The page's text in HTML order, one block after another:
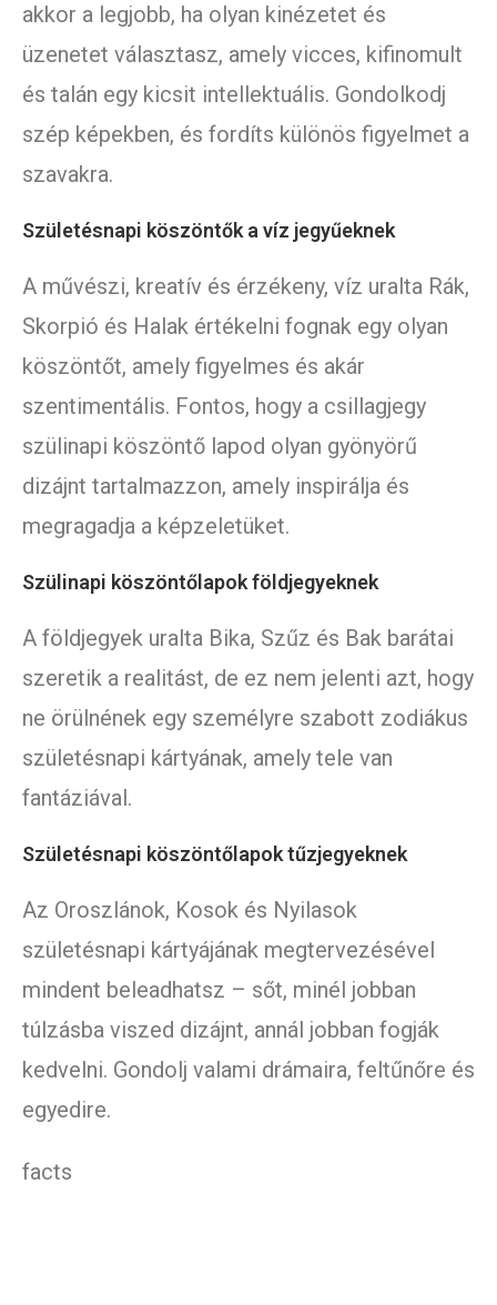
akkor a legjobb, ha olyan kinézetet és
üzenetet választasz, amely vicces, kifinomult
és talán egy kicsit intellektuális. Gondolkodj
szép képekben, és fordíts különös figyelmet a
szavakra.
Születésnapi köszöntők a víz jegyűeknek
A művészi, kreatív és érzékeny, víz uralta Rák,
Skorpió és Halak értékelni fognak egy olyan
köszöntőt, amely figyelmes és akár
szentimentális. Fontos, hogy a csillagjegy
szülinapi köszöntő lapod olyan gyönyörű
dizájnt tartalmazzon, amely inspirálja és
megragadja a képzeletüket.
Szülinapi köszöntőlapok földjegyeknek
A földjegyek uralta Bika, Szűz és Bak barátai
szeretik a realitást, de ez nem jelenti azt, hogy
ne örülnének egy személyre szabott zodiákus
születésnapi kártyának, amely tele van
fantáziával.
Születésnapi köszöntőlapok tűzjegyeknek
Az Oroszlánok, Kosok és Nyilasok
születésnapi kártyájának megtervezésével
mindent beleadhatsz – sőt, minél jobban
túlzásba viszed dizájnt, annál jobban fogják
kedvelni. Gondolj valami drámaira, feltűnőre és
egyedire.
facts